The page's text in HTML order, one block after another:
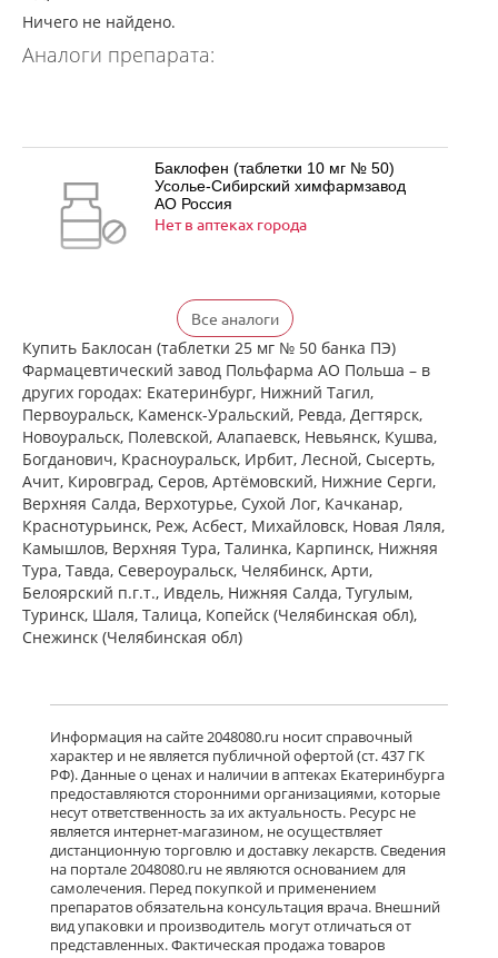
Ничего не найдено.
Аналоги препарата:
Баклофен (таблетки 10 мг № 50)
Усолье-Сибирский химфармзавод
АО Россия
Нет в аптеках города
Баклофен (таблетки 25 мг № 50)
Усолье-Сибирский химфармзавод
АО Россия
Нет в аптеках города
Баклосан (таблетки 10 мг № 50 банка
ПЭ) Фармацевтический завод
Польфарма АО Польша
Нет в аптеках города
Баклосан (таблетки 25 мг № 50 банка
ПЭ) Фармацевтический завод
Польфарма АО Польша
Нет в аптеках города
Лиорезал Интратекальный (раствор
для интратекального введения 0,05
мг/мл 1 мл № 5 амп. ) Новартис
Фарма Штейн АГ Швейцария
Нет в аптеках города
достигнут конец страницы
Все аналоги
Купить Баклосан (таблетки 25 мг № 50 банка ПЭ)
Фармацевтический завод Польфарма АО Польша – в
других городах: Екатеринбург, Нижний Тагил,
Первоуральск, Каменск-Уральский, Ревда, Дегтярск,
Новоуральск, Полевской, Алапаевск, Невьянск, Кушва,
Богданович, Красноуральск, Ирбит, Лесной, Сысерть,
Ачит, Кировград, Серов, Артёмовский, Нижние Cерги,
Верхняя Салда, Верхотурье, Сухой Лог, Качканар,
Краснотурьинск, Реж, Асбест, Михайловск, Новая Ляля,
Камышлов, Верхняя Тура, Талинка, Карпинск, Нижняя
Тура, Тавда, Североуральск, Челябинск, Арти,
Белоярский п.г.т., Ивдель, Нижняя Салда, Тугулым,
Туринск, Шаля, Талица, Копейск (Челябинская обл),
Снежинск (Челябинская обл)
Информация на сайте 2048080.ru носит справочный
характер и не является публичной офертой (ст. 437 ГК
РФ). Данные о ценах и наличии в аптеках Екатеринбурга
предоставляются сторонними организациями, которые
несут ответственность за их актуальность. Ресурс не
является интернет-магазином, не осуществляет
дистанционную торговлю и доставку лекарств. Сведения
на портале 2048080.ru не являются основанием для
самолечения. Перед покупкой и применением
препаратов обязательна консультация врача. Внешний
вид упаковки и производитель могут отличаться от
представленных. Фактическая продажа товаров